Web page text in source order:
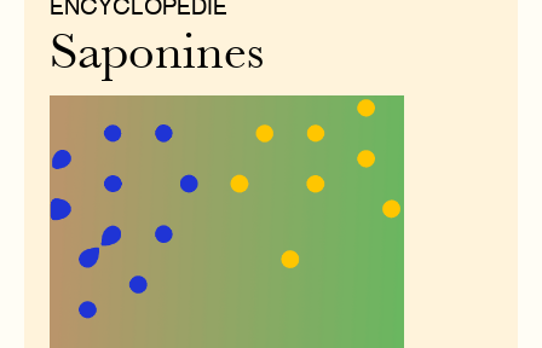
ENCYCLOPÉDIE
Saponines